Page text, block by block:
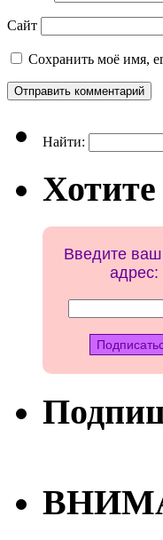
Сайт
Сохранить моё имя,
Найти:
Введите ваш
адрес: